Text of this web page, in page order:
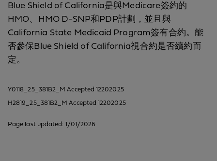
Blue Shield of California是與Medicare簽約的
HMO、HMO D-SNP和PDP計劃，並且與
California State Medicaid Program簽有合約。能
否參保Blue Shield of California視合約是否續約而
定。
Y0118_25_381B2_M Accepted 12202025
H2819_25_381B2_M Accepted 12202025
Page last updated: 1/01/2026